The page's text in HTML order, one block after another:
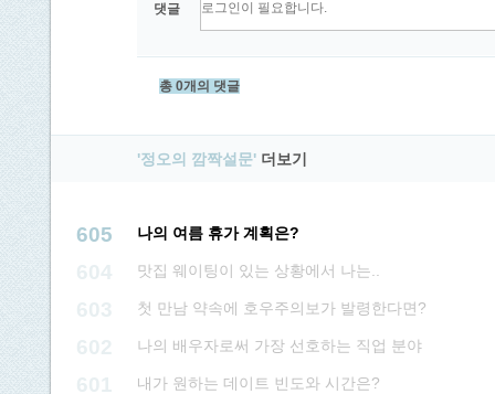
댓글
총 0개의 댓글
'정오의 깜짝설문' 더보기
605 나의 여름 휴가 계획은?
맛집 웨이팅이 있는 상황에서 나는..
첫 만남 약속에 호우주의보가 발령한다면?
나의 배우자로써 가장 선호하는 직업 분야
내가 원하는 데이트 빈도와 시간은?